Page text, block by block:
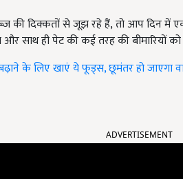
की दिक्कतों से जूझ रहे हैं, तो आप दिन में
और साथ ही पेट की कई तरह की बीमारियों
बढ़ाने के लिए खाएं ये फूड्स, छूमंतर हो जाएगा